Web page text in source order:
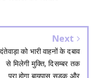
Next
दंतेवाड़ा को भारी वाहनों के दबाव
से मिलेगी मुक्ति, दिसम्बर तक
पूरा होगा बायपास सड़क और